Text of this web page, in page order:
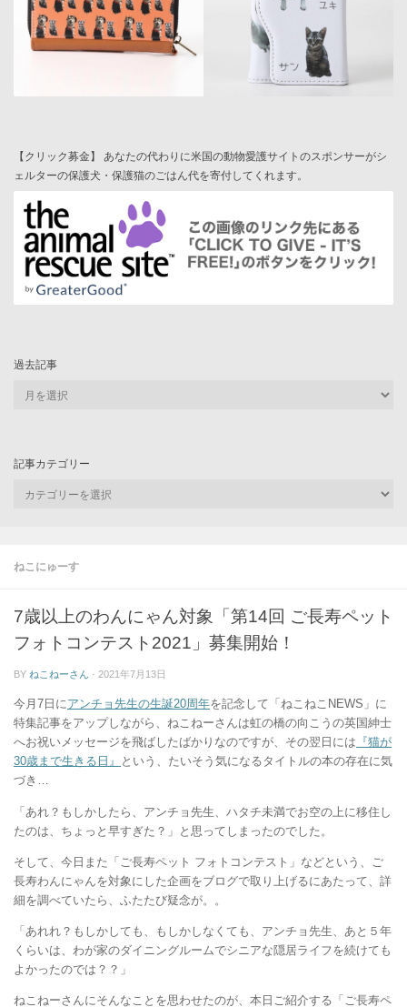
ねこにゅーす
7歳以上のわんにゃん対象「第14回 ご長寿ペット
フォトコンテスト2021」募集開始！
BY ねこねーさん · 2021年7月13日
今月7日にアンチョ先生の生誕20周年を記念して「ねこねこNEWS」に
特集記事をアップしながら、ねこねーさんは虹の橋の向こうの英国紳士
へお祝いメッセージを飛ばしたばかりなのですが、その翌日には 『猫が
30歳まで生きる日』
という、たいそう気になるタイトルの本の存在に気
づき…
「あれ？もしかしたら、アンチョ先生、ハタチ未満でお空の上に移住し
たのは、ちょっと早すぎた？」と思ってしまったのでした。
そして、今日また「ご長寿ペット フォトコンテスト」などという、ご
長寿わんにゃんを対象にした企画をブログで取り上げるにあたって、詳
細を調べていたら、ふたたび疑念が。。
「あれれ？もしかしても、もしかしなくても、アンチョ先生、あと５年
くらいは、わが家のダイニングルームでシニアな隠居ライフを続けても
よかったのでは？？」
ねこねーさんにそんなことを思わせたのが、本日ご紹介する「ご長寿ペ
【クリック募金】 あなたの代わりに米国の動物愛護サイトのスポンサーがシ
ェルターの保護犬・保護猫のごはん代を寄付してくれます。
過去記事
記事カテゴリー
ゴ